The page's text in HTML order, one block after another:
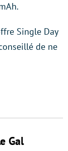
Single Day
de ne
Gal